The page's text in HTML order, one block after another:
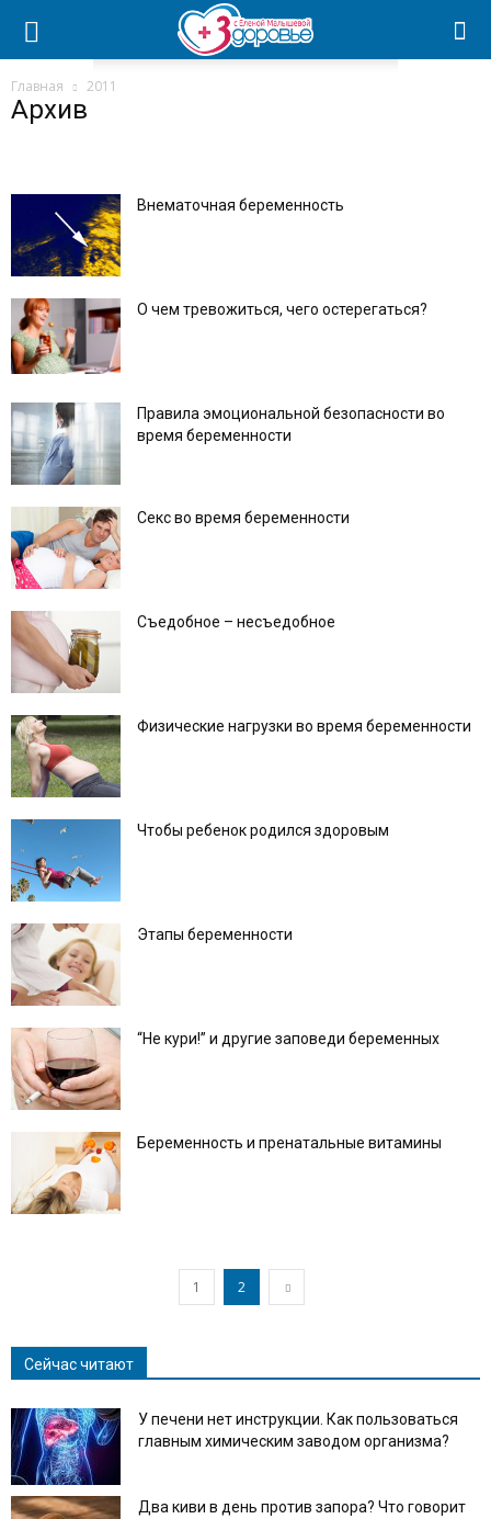
Главная 2011
Архив
Внематочная беременность
О чем тревожиться, чего остерегаться?
Правила эмоциональной безопасности во
время беременности
Секс во время беременности
Съедобное – несъедобное
Физические нагрузки во время беременности
Чтобы ребенок родился здоровым
Этапы беременности
“Не кури!” и другие заповеди беременных
Беременность и пренатальные витамины
1 2
Сейчас читают
У печени нет инструкции. Как пользоваться
главным химическим заводом организма?
Два киви в день против запора? Что говорит